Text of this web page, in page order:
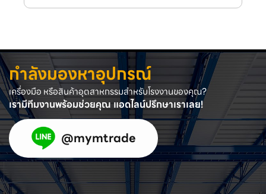
กำลังมองหาอุปกรณ์
เครื่องมือ หรือสินค้าอุตสาหกรรมสำหรับโรงงานของคุณ?
เรามีทีมงานพร้อมช่วยคุณ แอดไลน์ปรึกษาเราเลย!
@mymtrade